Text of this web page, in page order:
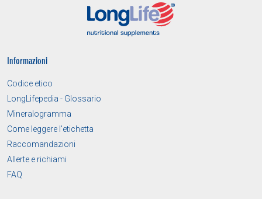
Informazioni
Codice etico
LongLifepedia - Glossario
Mineralogramma
Come leggere l'etichetta
Raccomandazioni
Allerte e richiami
FAQ